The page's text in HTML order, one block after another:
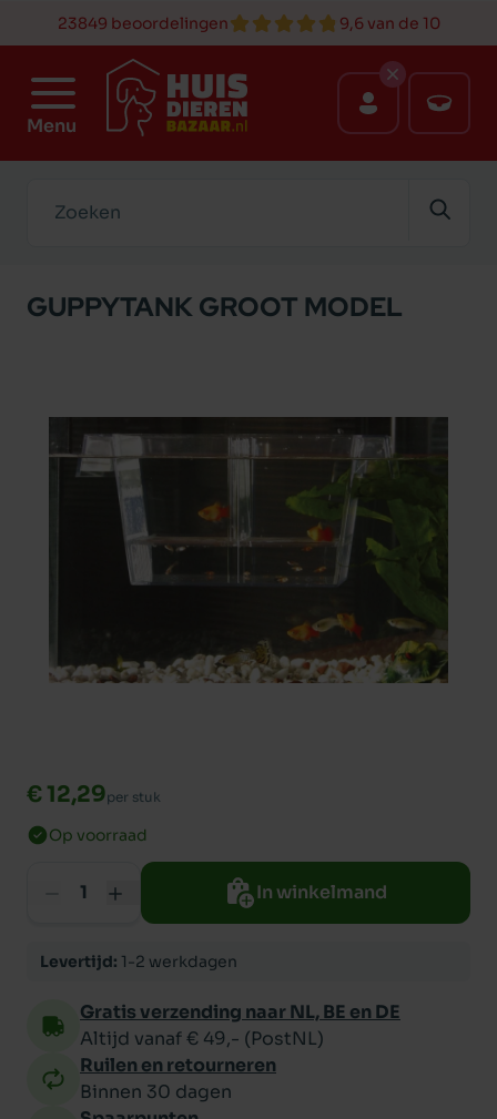
23849 beoordelingen 9,6 van de 10
Menu
GUPPYTANK GROOT MODEL
€ 12,29per stuk
Op voorraad
In winkelmand
Levertijd: 1-2 werkdagen
Gratis verzending naar NL, BE en DE
Altijd vanaf € 49,- (PostNL)
Ruilen en retourneren
Binnen 30 dagen